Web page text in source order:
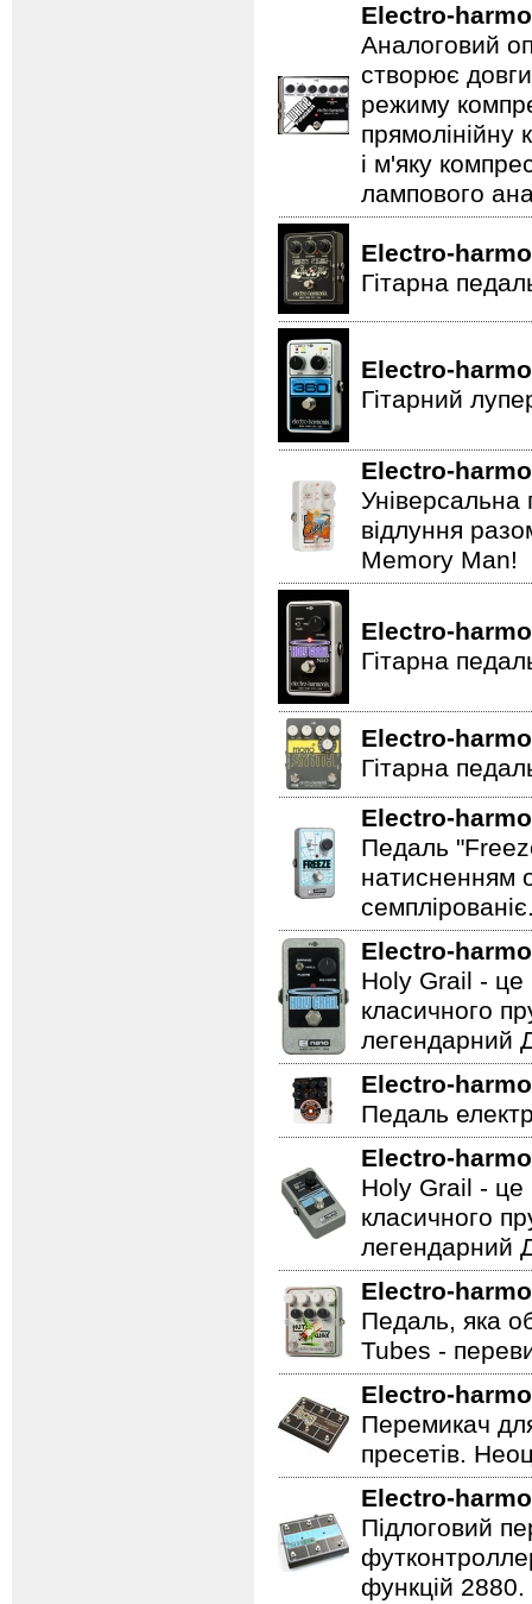
Electro-
Аналоговий
створює
режиму
прямолінійну
і м'яку
лампового
Electro-
Гітарна
Electro-
Гітарний
Electro-
Універсальна
відлуння
Memory Man!
Electro-
Гітарна
Electro-
Гітарна
Electro-
Педаль
натисненням
Electro-
Holy Grail - це
класичного
легендарний
Electro-
Педаль
Electro-
Holy Grail - це
класичного
легендарний
Electro-
Педаль, яка
Tubes -
Electro-
Перемикач
пресетів.
Electro-
Підлоговий
функцій 2880.